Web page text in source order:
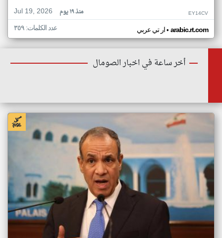
Jul 19, 2026
منذ ١٩ يوم EY14CV
ار تي عربي• arabic.rt.com عدد الكلمات: ٣٥٩
أخر ساعة في اخبار الصومال